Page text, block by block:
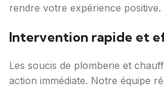
rendre votre expérience positive.
Intervention rapide et
Les soucis de plomberie et
action immédiate. Notre équipe